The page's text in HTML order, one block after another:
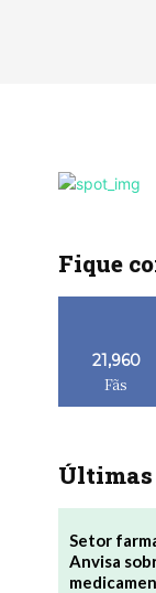
Fique
21,960
Fãs
Setor
Anvisa